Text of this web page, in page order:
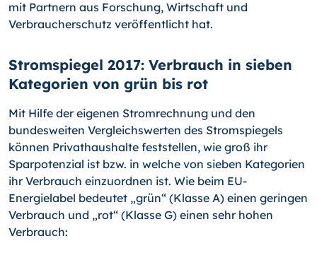
mit Partnern aus Forschung, Wirtschaft und
Verbraucherschutz veröffentlicht hat.
Stromspiegel 2017: Verbrauch in sieben
Kategorien von grün bis rot
Mit Hilfe der eigenen Stromrechnung und den
bundesweiten Vergleichswerten des Stromspiegels
können Privathaushalte feststellen, wie groß ihr
Sparpotenzial ist bzw. in welche von sieben Kategorien
ihr Verbrauch einzuordnen ist. Wie beim EU-
Energielabel bedeutet „grün“ (Klasse A) einen geringen
Verbrauch und „rot“ (Klasse G) einen sehr hohen
Verbrauch: